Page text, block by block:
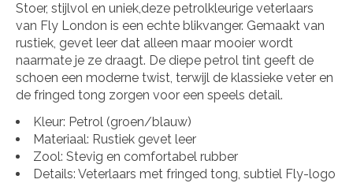
Stoer, stijlvol en uniek,deze petrolkleurige veterlaars
van Fly London is een echte blikvanger. Gemaakt van
rustiek, gevet leer dat alleen maar mooier wordt
naarmate je ze draagt. De diepe petrol tint geeft de
schoen een moderne twist, terwijl de klassieke veter en
de fringed tong zorgen voor een speels detail.
Kleur: Petrol (groen/blauw)
Materiaal: Rustiek gevet leer
Zool: Stevig en comfortabel rubber
Details: Veterlaars met fringed tong, subtiel Fly-logo